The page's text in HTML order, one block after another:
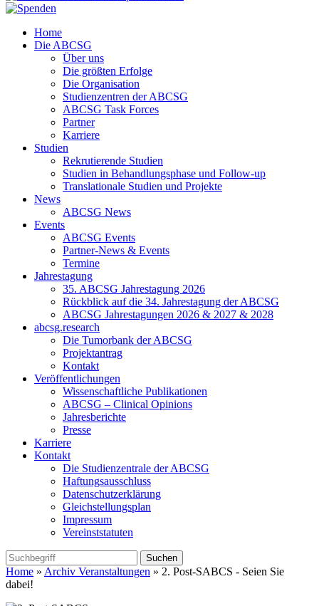
Home
Die ABCSG
Über uns
Die größten Erfolge
Die Organisation
Studienzentren der ABCSG
ABCSG Task Forces
Partner
Karriere
Studien
Rekrutierende Studien
Studien in Behandlungsphase und Follow-up
Translationale Studien und Projekte
News
ABCSG News
Events
ABCSG Events
Partner-News & Events
Termine
Jahrestagung
35. ABCSG Jahrestagung 2026
Rückblick auf die 34. Jahrestagung der ABCSG
ABCSG Jahrestagungen 2026 & 2027 & 2028
abcsg.research
Die Tumorbank der ABCSG
Projektantrag
Kontakt
Veröffentlichungen
Wissenschaftliche Publikationen
ABCSG – Clinical Opinions
Jahresberichte
Presse
Karriere
Kontakt
Die Studienzentrale der ABCSG
Haftungsausschluss
Datenschutzerklärung
Gleichstellungsplan
Impressum
Vereinststatuten
Home » Archiv Veranstaltungen » 2. Post-SABCS - Seien Sie
dabei!